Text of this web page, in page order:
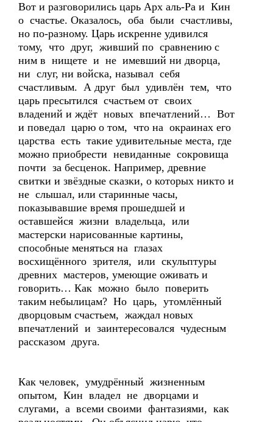
Вот и разговорились царь Арх аль-Ра и Кин
о счастье. Оказалось, оба были счастливы,
но по-разному. Царь искренне удивился
тому, что друг, живший по сравнению с
ним в нищете и не имевший ни дворца,
ни слуг, ни войска, называл себя
счастливым. А друг был удивлён тем, что
царь пресытился счастьем от своих
владений и ждёт новых впечатлений… Вот
и поведал царю о том, что на окраинах его
царства есть такие удивительные места, где
можно приобрести невиданные сокровища
почти за бесценок. Например, древние
свитки и звёздные сказки, о которых никто и
не слышал, или старинные часы,
показывавшие время прошедшей и
оставшейся жизни владельца, или
мастерски нарисованные картины,
способные меняться на глазах
восхищённого зрителя, или скульптуры
древних мастеров, умеющие оживать и
говорить… Как можно было поверить
таким небылицам? Но царь, утомлённый
дворцовым счастьем, жаждал новых
впечатлений и заинтересовался чудесным
рассказом друга.
Как человек, умудрённый жизненным
опытом, Кин владел не дворцами и
слугами, а всеми своими фантазиями, как